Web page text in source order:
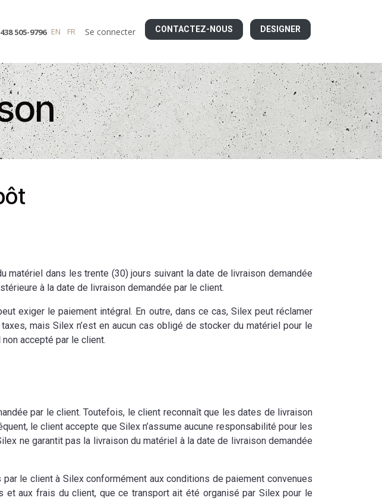
Devenir Installateur Accueil
438 505-9796 EN FR Se connecter CONTACTEZ-NOUS DESIGNER
matériel dans les trente (30) jours suivant la date de livraison demandée
à la date de livraison demandée par le client.
exiger le paiement intégral. En outre, dans ce cas, Silex peut réclamer
mais Silex n’est en aucun cas obligé de stocker du matériel pour le
accepté par le client.
par le client. Toutefois, le client reconnaît que les dates de livraison
le client accepte que Silex n’assume aucune responsabilité pour les
ne garantit pas la livraison du matériel à la date de livraison demandée
le client à Silex conformément aux conditions de paiement convenues
aux frais du client, que ce transport ait été organisé par Silex pour le